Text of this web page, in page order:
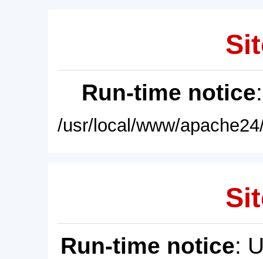
Run-time notice
/usr/local/www/
Run-time notice: